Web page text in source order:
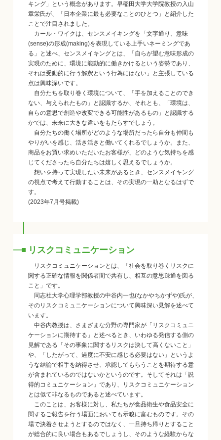
キング」という概念があります。早稲田大学大学院教授の入山
章栄氏が、「日本企業に最も必要なことのひとつ」と紹介した
ことで注目されました。
カール・ワイクは、センスメイキングを「文字通り、意味
(sense)の形成(making)を表現している上手いネーミングであ
る」と述べ、センスメイキングとは、「自らが望む意味形成の
実現のために、環境に能動的に働きかけるという姿勢であり、
それは受動的に行う解釈という行為にはない」と主張している
点は興味深いです。
自分たちを取り巻く環境について、「手を加えることのでき
ない、与えられたもの」と認識するか、それとも、「環境は、
自らの意思で創造や改変できる可能性があるもの」と認識する
かでは、未来に大きな違いをもたらすでしょう。
自分たちの働く場所がどのような場所だったら自分も仲間も
やりがいを感じ、活き活きと働いてくれるでしょうか。また、
商品をお買い求めいただいたお客様が、どのような気持ちを感
じてくださったら自分たちは嬉しく思えるでしょうか。
想いを持って実現したい未来があるとき、センスメイキング
の視点で考えて行動することは、その実現の一助となるはずで
す。
(2023年7月号掲載)
リスクコミュニケーション
リスクコミュニケーションとは、「社会を取り巻くリスクに
関する正確な情報を関係者間で共有し、相互の意思疎通を図る
こと」です。
同志社大学心理学部教授の中谷内一也(なかやちかずや)氏が、
そのリスクコミュニケーションについて興味深い見解を述べて
います。
中谷内教授は、さまざまな分野の専門家が「リスクコミュニ
ケーションに期待する」と述べるとき、いわゆる発信する側の
見解である「その事象に関するリスクは決して高くないこと」
や、「したがって、過度に不安に感じる必要はない」というよ
うな結論で相手を納得させ、承認してもらうことを期待する意
が含まれているのではないかというのです。そしてそれは「説
得的コミュニケーション」であり、リスクコミュニケーション
とは似て非なるものであると述べています。
このことは、お客様に対し、私たちが食品衛生や食品安全に
関するご報告を行う場面においても示唆に富むものです。その
場で決着させようとするのではなく、一旦持ち帰りとすること
が総合的に良い場合もあるでしょうし、そのような経験からな